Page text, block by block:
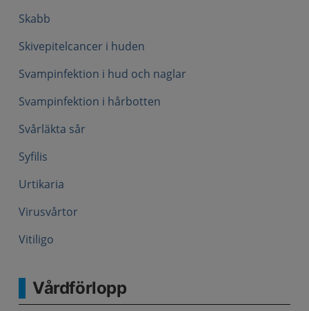
Skabb
Skivepitelcancer i huden
Svampinfektion i hud och naglar
Svampinfektion i hårbotten
Svårläkta sår
Syfilis
Urtikaria
Virusvårtor
Vitiligo
Vårdförlopp